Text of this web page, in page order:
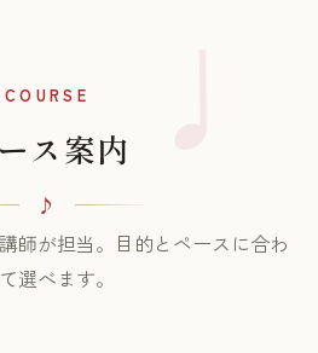
COURSE
ス案内
師が担当。目的とペースに合わ
選べます。